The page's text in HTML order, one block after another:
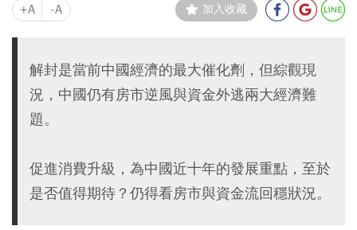
+A -A 加入收藏
解封是當前中國經濟的最大催化劑，但綜觀現
況，中國仍有房市逆風與資金外逃兩大經濟難
題。
促進消費升級，為中國近十年的發展重點，至於
是否值得期待？仍得看房市與資金流回穩狀況。